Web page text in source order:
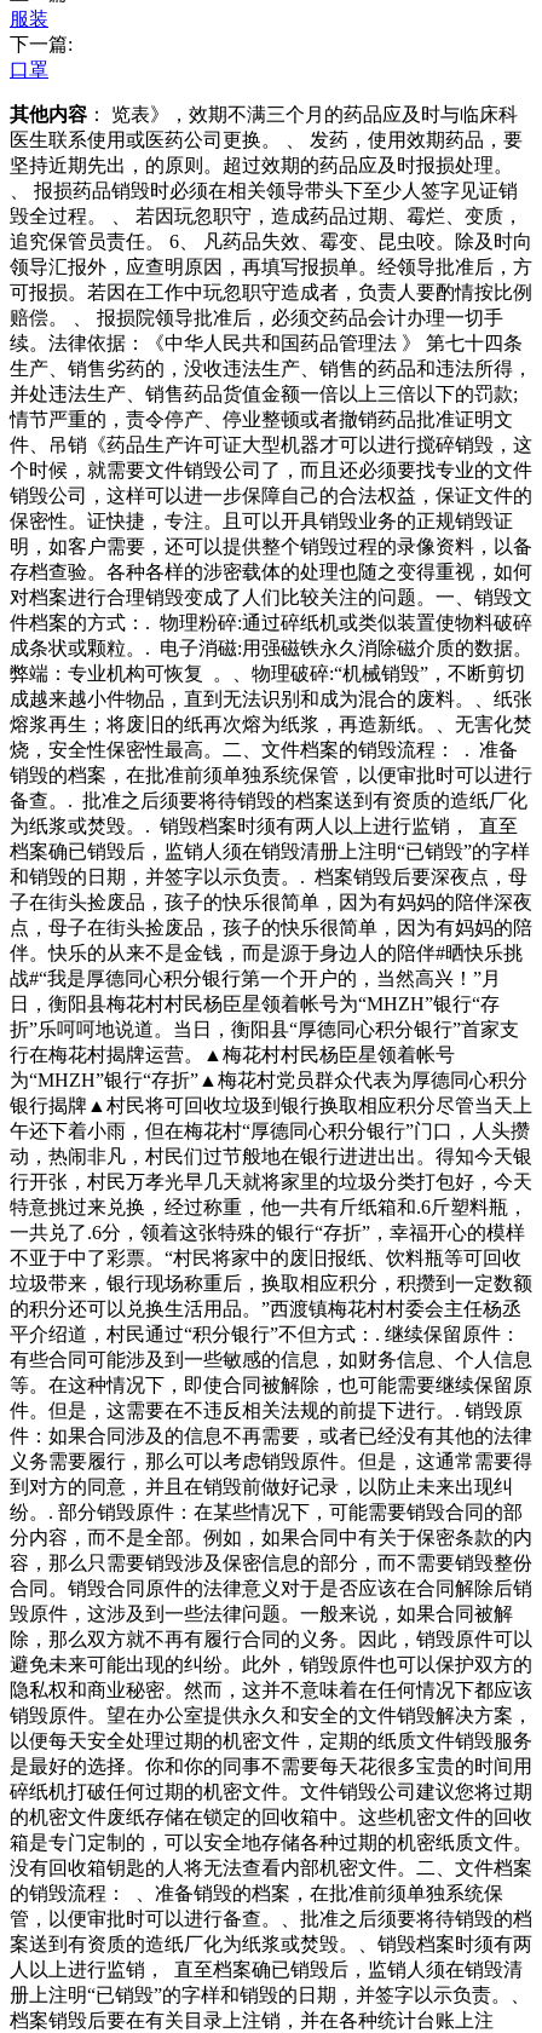
服装
下一篇:
口罩
其他内容 ： 览表》，效期不满三个月的药品应及时与临床科
医生联系使用或医药公司更换。 、 发药，使用效期药品，要
坚持近期先出，的原则。超过效期的药品应及时报损处理。
、 报损药品销毁时必须在相关领导带头下至少人签字见证销
毁全过程。 、 若因玩忽职守，造成药品过期、霉烂、变质，
追究保管员责任。 6、 凡药品失效、霉变、昆虫咬。除及时向
领导汇报外，应查明原因，再填写报损单。经领导批准后，方
可报损。若因在工作中玩忽职守造成者，负责人要酌情按比例
赔偿。 、 报损院领导批准后，必须交药品会计办理一切手
续。法律依据：《中华人民共和国药品管理法 》 第七十四条
生产、销售劣药的，没收违法生产、销售的药品和违法所得，
并处违法生产、销售药品货值金额一倍以上三倍以下的罚款;
情节严重的，责令停产、停业整顿或者撤销药品批准证明文
件、吊销《药品生产许可证大型机器才可以进行搅碎销毁，这
个时候，就需要文件销毁公司了，而且还必须要找专业的文件
销毁公司，这样可以进一步保障自己的合法权益，保证文件的
保密性。证快捷，专注。且可以开具销毁业务的正规销毁证
明，如客户需要，还可以提供整个销毁过程的录像资料，以备
存档查验。各种各样的涉密载体的处理也随之变得重视，如何
对档案进行合理销毁变成了人们比较关注的问题。一、销毁文
件档案的方式：. 物理粉碎:通过碎纸机或类似装置使物料破碎
成条状或颗粒。. 电子消磁:用强磁铁永久消除磁介质的数据。
弊端：专业机构可恢复 。、物理破碎:“机械销毁”，不断剪切
成越来越小件物品，直到无法识别和成为混合的废料。、纸张
熔浆再生；将废旧的纸再次熔为纸浆，再造新纸。、无害化焚
烧，安全性保密性最高。二、文件档案的销毁流程： . 准备
销毁的档案，在批准前须单独系统保管，以便审批时可以进行
备查。. 批准之后须要将待销毁的档案送到有资质的造纸厂化
为纸浆或焚毁。. 销毁档案时须有两人以上进行监销， 直至
档案确已销毁后，监销人须在销毁清册上注明“已销毁”的字样
和销毁的日期，并签字以示负责。. 档案销毁后要深夜点，母
子在街头捡废品，孩子的快乐很简单，因为有妈妈的陪伴深夜
点，母子在街头捡废品，孩子的快乐很简单，因为有妈妈的陪
伴。快乐的从来不是金钱，而是源于身边人的陪伴#晒快乐挑
战#“我是厚德同心积分银行第一个开户的，当然高兴！”月
日，衡阳县梅花村村民杨臣星领着帐号为“MHZH”银行“存
折”乐呵呵地说道。当日，衡阳县“厚德同心积分银行”首家支
行在梅花村揭牌运营。▲梅花村村民杨臣星领着帐号
为“MHZH”银行“存折”▲梅花村党员群众代表为厚德同心积分
银行揭牌▲村民将可回收垃圾到银行换取相应积分尽管当天上
午还下着小雨，但在梅花村“厚德同心积分银行”门口，人头攒
动，热闹非凡，村民们过节般地在银行进进出出。得知今天银
行开张，村民万孝光早几天就将家里的垃圾分类打包好，今天
特意挑过来兑换，经过称重，他一共有斤纸箱和.6斤塑料瓶，
一共兑了.6分，领着这张特殊的银行“存折”，幸福开心的模样
不亚于中了彩票。“村民将家中的废旧报纸、饮料瓶等可回收
垃圾带来，银行现场称重后，换取相应积分，积攒到一定数额
的积分还可以兑换生活用品。”西渡镇梅花村村委会主任杨丞
平介绍道，村民通过“积分银行”不但方式：. 继续保留原件：
有些合同可能涉及到一些敏感的信息，如财务信息、个人信息
等。在这种情况下，即使合同被解除，也可能需要继续保留原
件。但是，这需要在不违反相关法规的前提下进行。. 销毁原
件：如果合同涉及的信息不再需要，或者已经没有其他的法律
义务需要履行，那么可以考虑销毁原件。但是，这通常需要得
到对方的同意，并且在销毁前做好记录，以防止未来出现纠
纷。. 部分销毁原件：在某些情况下，可能需要销毁合同的部
分内容，而不是全部。例如，如果合同中有关于保密条款的内
容，那么只需要销毁涉及保密信息的部分，而不需要销毁整份
合同。销毁合同原件的法律意义对于是否应该在合同解除后销
毁原件，这涉及到一些法律问题。一般来说，如果合同被解
除，那么双方就不再有履行合同的义务。因此，销毁原件可以
避免未来可能出现的纠纷。此外，销毁原件也可以保护双方的
隐私权和商业秘密。然而，这并不意味着在任何情况下都应该
销毁原件。望在办公室提供永久和安全的文件销毁解决方案，
以便每天安全处理过期的机密文件，定期的纸质文件销毁服务
是最好的选择。你和你的同事不需要每天花很多宝贵的时间用
碎纸机打破任何过期的机密文件。文件销毁公司建议您将过期
的机密文件废纸存储在锁定的回收箱中。这些机密文件的回收
箱是专门定制的，可以安全地存储各种过期的机密纸质文件。
没有回收箱钥匙的人将无法查看内部机密文件。二、文件档案
的销毁流程： 、准备销毁的档案，在批准前须单独系统保
管，以便审批时可以进行备查。、批准之后须要将待销毁的档
案送到有资质的造纸厂化为纸浆或焚毁。、销毁档案时须有两
人以上进行监销， 直至档案确已销毁后，监销人须在销毁清
册上注明“已销毁”的字样和销毁的日期，并签字以示负责。、
档案销毁后要在有关目录上注销，并在各种统计台账上注